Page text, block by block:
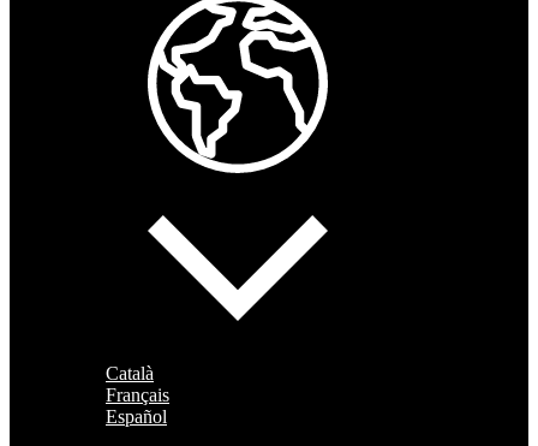
Català
Français
Español